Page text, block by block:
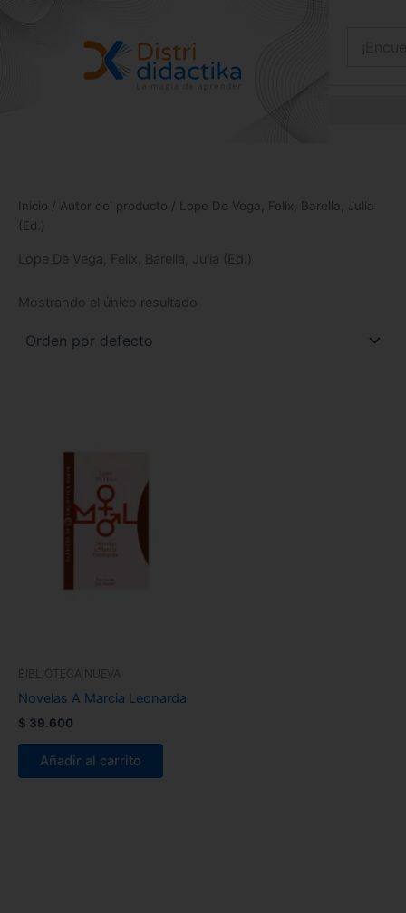
Inicio / Autor del producto / Lope De Vega, Felix, Barella, Julia
(Ed.)
Lope De Vega, Felix, Barella, Julia (Ed.)
Mostrando el único resultado
BIBLIOTECA NUEVA
Novelas A Marcia Leonarda
$ 39.600
Añadir al carrito